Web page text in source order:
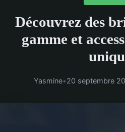
Découvrez des
gamme et
Yasmine•20 septembre